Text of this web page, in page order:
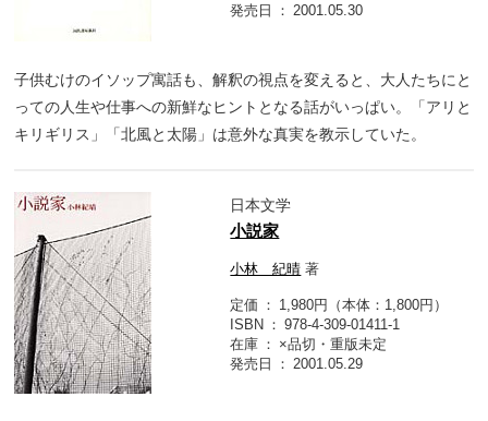
発売日
2001.05.30
子供むけのイソップ寓話も、解釈の視点を変えると、大人たちにと
っての人生や仕事への新鮮なヒントとなる話がいっぱい。「アリと
キリギリス」「北風と太陽」は意外な真実を教示していた。
日本文学
小説家
小林 紀晴 著
定価
1,980円（本体：1,800円）
ISBN
978-4-309-01411-1
在庫
×品切・重版未定
発売日
2001.05.29